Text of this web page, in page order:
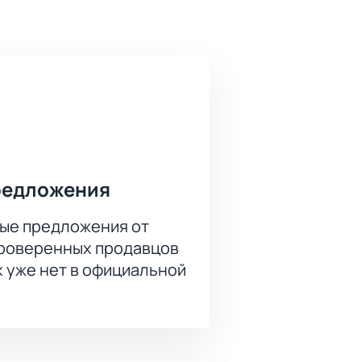
крупных хоккейных
сектора, а развитая
лучшие игры КХЛ, что делает
зала — это поможет заранее
клиентов действуют
комфорта.
предложения от
продавцов
нет в официальной